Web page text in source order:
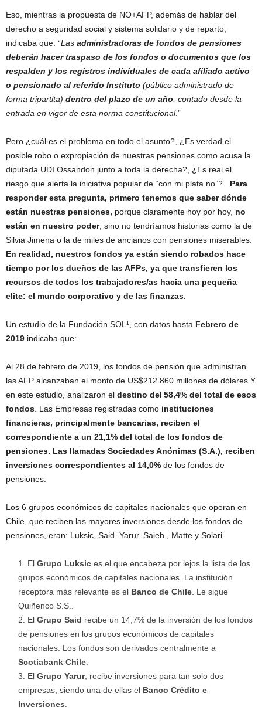
Eso, mientras la propuesta de NO+AFP, además de hablar del
derecho a seguridad social y sistema solidario y de reparto,
indicaba que: “Las administradoras de fondos de pensiones
deberán hacer traspaso de los fondos o documentos que los
respalden y los registros individuales de cada afiliado activo
o pensionado al referido Instituto (público administrado de
forma tripartita) dentro del plazo de un año , contado desde la
entrada en vigor de esta norma constitucional.”
Pero ¿cuál es el problema en todo el asunto?, ¿Es verdad el
posible robo o expropiación de nuestras pensiones como acusa la
diputada UDI Ossandon junto a toda la derecha?, ¿Es real el
riesgo que alerta la iniciativa popular de “con mi plata no”?. Para
responder esta pregunta, primero tenemos que saber dónde
están nuestras pensiones, porque claramente hoy por hoy, no
están en nuestro poder, sino no tendríamos historias como la de
Silvia Jimena o la de miles de ancianos con pensiones miserables.
En realidad, nuestros fondos ya están siendo robados hace
tiempo por los dueños de las AFPs, ya que transfieren los
recursos de todos los trabajadores/as hacia una pequeña
elite: el mundo corporativo y de las finanzas.
Un estudio de la Fundación SOL¹, con datos hasta Febrero de
2019 indicaba que:
Al 28 de febrero de 2019, los fondos de pensión que administran
las AFP alcanzaban el monto de US$212.860 millones de dólares.Y
en este estudio, analizaron el destino del 58,4% del total de esos
fondos . Las Empresas registradas como instituciones
financieras, principalmente bancarias, reciben el
correspondiente a un 21,1% del total de los fondos de
pensiones. Las llamadas Sociedades Anónimas (S.A.), reciben
inversiones correspondientes al 14,0% de los fondos de
pensiones.
Los 6 grupos económicos de capitales nacionales que operan en
Chile, que reciben las mayores inversiones desde los fondos de
pensiones, eran: Luksic, Said, Yarur, Saieh , Matte y Solari.
El Grupo Luksic es el que encabeza por lejos la lista de los
grupos económicos de capitales nacionales. La institución
receptora más relevante es el Banco de Chile . Le sigue
Quiñenco S.S..
El Grupo Said recibe un 14,7% de la inversión de los fondos
de pensiones en los grupos económicos de capitales
nacionales. Los fondos son derivados centralmente a
Scotiabank Chile
El Grupo Yarur, recibe inversiones para tan solo dos
empresas, siendo una de ellas el Banco Crédito e
Inversiones